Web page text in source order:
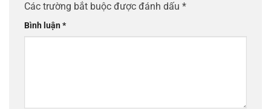
Các trường bắt buộc được đánh dấu *
Bình luận*